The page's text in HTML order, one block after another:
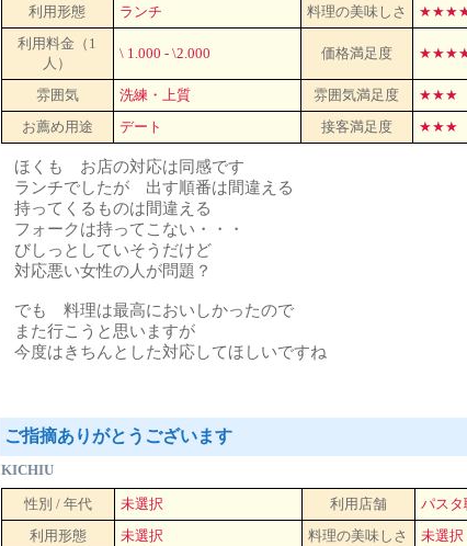
利用形態
ランチ 料理の美味しさ
利用料金（1
人）
\ 1.000 - \2.000 価格満足度
雰囲気 洗練・上質 雰囲気満足度
★★★
お薦め用途
デート 接客満足度 ★★★
ほくも お店の対応は同感です
ランチでしたが 出す順番は間違える
持ってくるものは間違える
フォークは持ってこない・・・
びしっとしていそうだけど
対応悪い女性の人が問題？
でも 料理は最高においしかったので
また行こうと思いますが
今度はきちんとした対応してほしいですね
ご指摘ありがとうございます
KICHIU
性別 / 年代 未選択 利用店舗
パス
利用形態
未選択 料理の美味しさ
未選択